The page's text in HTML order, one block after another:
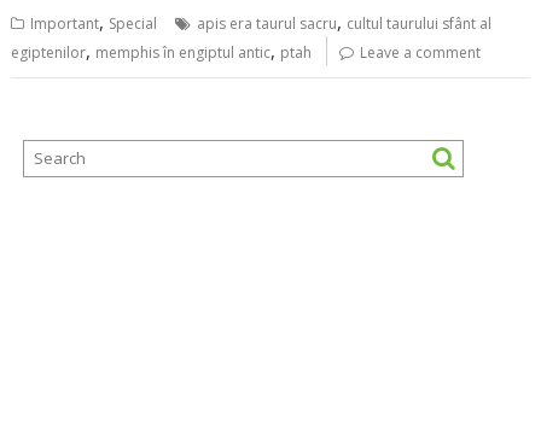
Important, Special apis era taurul sacru, cultul taurului sfânt al
egiptenilor, memphis în engiptul antic, ptah Leave a comment